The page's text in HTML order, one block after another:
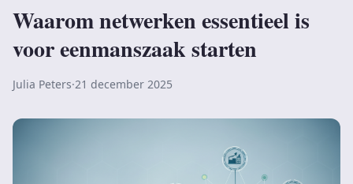
Waarom netwerken essentieel is
voor eenmanszaak starten
Julia Peters·21 december 2025